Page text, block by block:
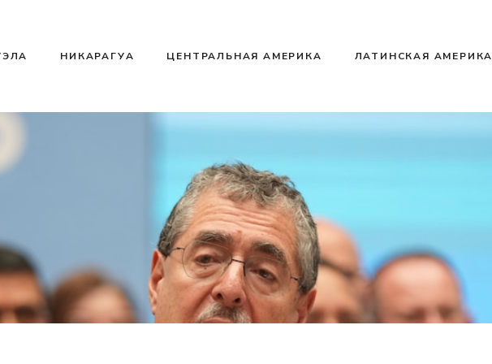
НИКАРАГУА ЦЕНТРАЛЬНАЯ АМЕРИКА ЛАТИНСКАЯ АМЕРИКА